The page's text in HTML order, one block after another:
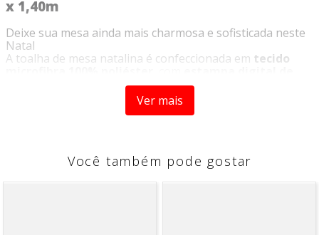
x 1,40m
Deixe sua mesa ainda mais charmosa e sofisticada neste
Natal
A toalha de mesa natalina é confeccionada em tecido
acabamento em corte a laser
garantindo beleza, praticidade e durabilidade.
Características:
Ver mais
Você também pode gostar